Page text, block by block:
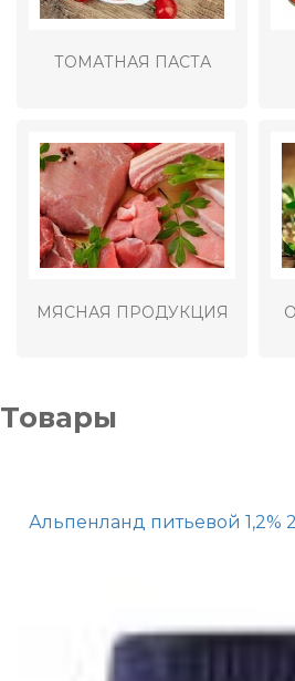
ТОМАТНАЯ ПАСТА
МЯСНАЯ ПРОДУКЦИЯ
Товары
Альпенланд питьевой 1,2%